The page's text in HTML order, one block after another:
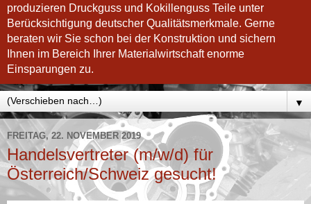
produzieren Druckguss und Kokillenguss Teile unter
Berücksichtigung deutscher Qualitätsmerkmale. Gerne
beraten wir Sie schon bei der Konstruktion und sichern
Ihnen im Bereich Ihrer Materialwirtschaft enorme
Einsparungen zu.
▼
FREITAG, 22. NOVEMBER 2019
Handelsvertreter (m/w/d) für
Österreich/Schweiz gesucht!